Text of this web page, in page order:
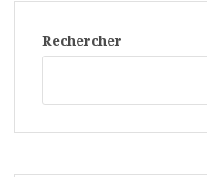
Rechercher